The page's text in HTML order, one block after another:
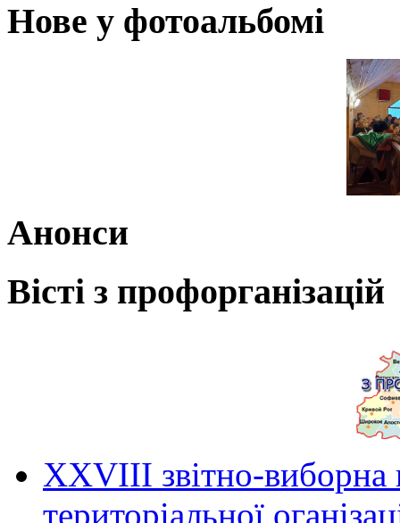
Нове у фотоальбомі
Анонси
Вісті з профорганізацій
ХХVIII звітно-виборна
територіальної